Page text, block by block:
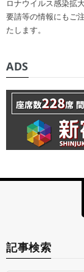
ロナウイルス感染拡
要請等の情報にもご
たします。
ADS
記事検索